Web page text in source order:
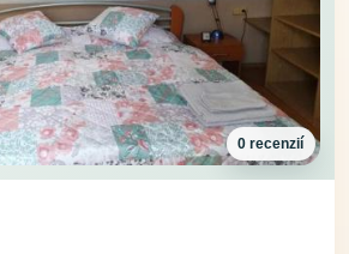
0 recenzií